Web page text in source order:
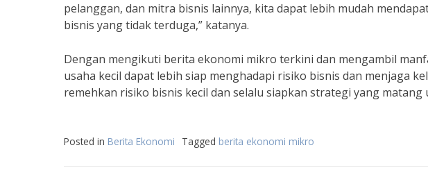
pelanggan, dan mitra bisnis lainnya, kita dapat lebih mudah
bisnis yang tidak terduga,” katanya.
Dengan mengikuti berita ekonomi mikro terkini dan mengambil
usaha kecil dapat lebih siap menghadapi risiko bisnis dan menjaga
remehkan risiko bisnis kecil dan selalu siapkan strategi yang matang
Posted in Berita Ekonomi Tagged berita ekonomi mikro